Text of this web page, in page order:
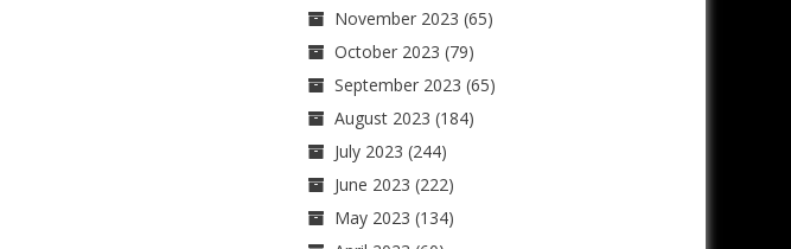
November 2023 (65)
October 2023 (79)
September 2023 (65)
August 2023 (184)
July 2023 (244)
June 2023 (222)
May 2023 (134)